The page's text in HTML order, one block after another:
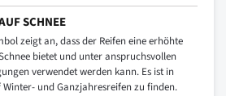
SCHNEE
zeigt an, dass der Reifen eine erhöhte
bietet und unter anspruchsvollen
verwendet werden kann. Es ist in
Winter- und Ganzjahresreifen zu finden.